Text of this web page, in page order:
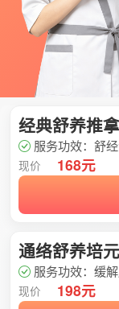
经典舒养推拿
服务功效：舒
现价 168元
通络舒养培元
服务功效：缓
现价 198元